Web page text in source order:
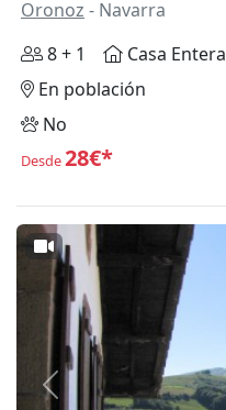
Oronoz - Navarra
8 + 1
Casa Entera
En población
No
Desde28€*
Anterior